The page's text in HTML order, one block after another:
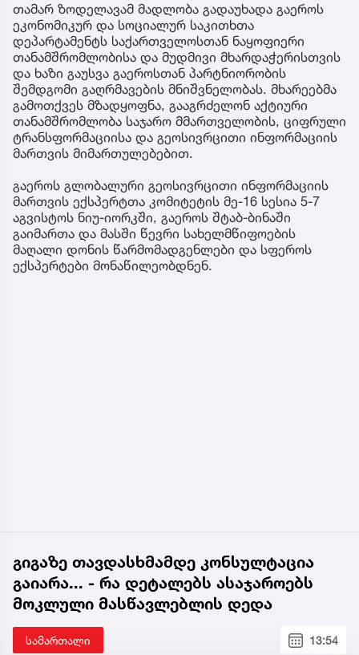
თამარ ზოდელავამ მადლობა გადაუხადა გაეროს
ეკონომიკურ და სოციალურ საკითხთა
დეპარტამენტს საქართველოსთან ნაყოფიერი
თანამშრომლობისა და მუდმივი მხარდაჭერისთვის
და ხაზი გაუსვა გაეროსთან პარტნიორობის
შემდგომი გაღრმავების მნიშვნელობას. მხარეებმა
გამოთქვეს მზადყოფნა, გააგრძელონ აქტიური
თანამშრომლობა საჯარო მმართველობის, ციფრული
ტრანსფორმაციისა და გეოსივრცითი ინფორმაციის
მართვის მიმართულებებით.
გაეროს გლობალური გეოსივრცითი ინფორმაციის
მართვის ექსპერტთა კომიტეტის მე-16 სესია 5-7
აგვისტოს ნიუ-იორკში, გაეროს შტაბ-ბინაში
გაიმართა და მასში წევრი სახელმწიფოების
მაღალი დონის წარმომადგენლები და სფეროს
ექსპერტები მონაწილეობდნენ.
გიგაზე თავდასხმამდე კონსულტაცია
გაიარა... - რა დეტალებს ასაჯაროებს
მოკლული მასწავლებლის დედა
სამართალი 13:54